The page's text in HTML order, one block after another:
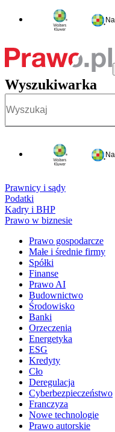
Wyszukiwarka
Prawnicy i sądy
Podatki
Kadry i BHP
Prawo w biznesie
Prawo gospodarcze
Małe i średnie firmy
Spółki
Finanse
Prawo AI
Budownictwo
Środowisko
Banki
Orzeczenia
Energetyka
ESG
Kredyty
Cło
Deregulacja
Cyberbezpieczeństwo
Franczyza
Nowe technologie
Prawo autorskie